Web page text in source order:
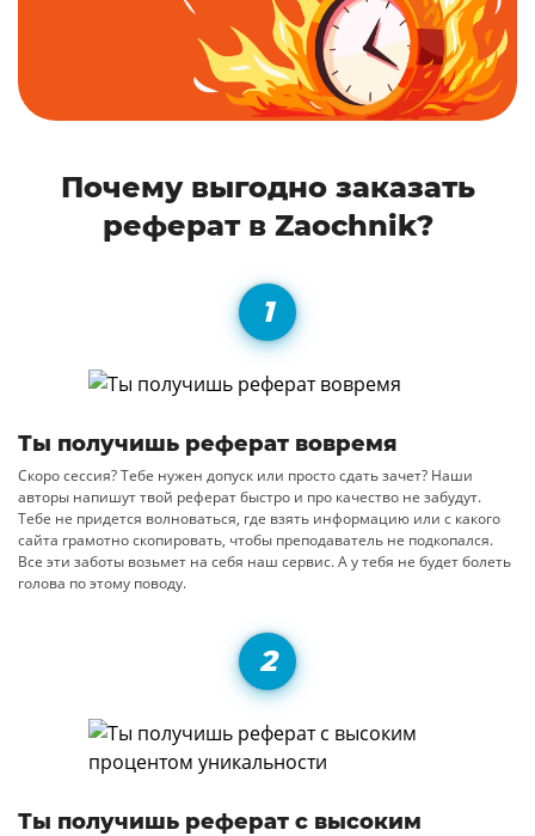
Почему выгодно заказать
реферат в Zaochnik?
Ты получишь реферат вовремя
Скоро сессия? Тебе нужен допуск или просто сдать зачет? Наши
авторы напишут твой реферат быстро и про качество не забудут.
Тебе не придется волноваться, где взять информацию или с какого
сайта грамотно скопировать, чтобы преподаватель не подкопался.
Все эти заботы возьмет на себя наш сервис. А у тебя не будет болеть
голова по этому поводу.
Ты получишь реферат с высоким